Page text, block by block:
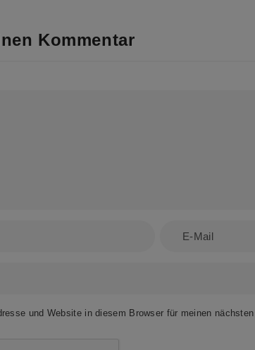
Kommentar
und Website in diesem Browser für meinen